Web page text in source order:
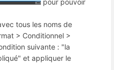
tous les noms de
> Conditionnel >
suivante : "la
et appliquer le